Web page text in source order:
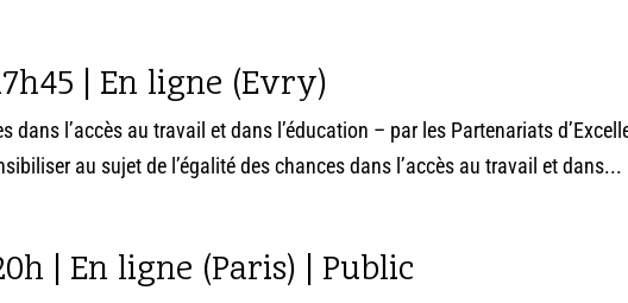
| En ligne (Evry)
dans l’accès au travail et dans l’éducation – par les Partenariats
au sujet de l’égalité des chances dans l’accès au travail et dans...
| En ligne (Paris) | Public